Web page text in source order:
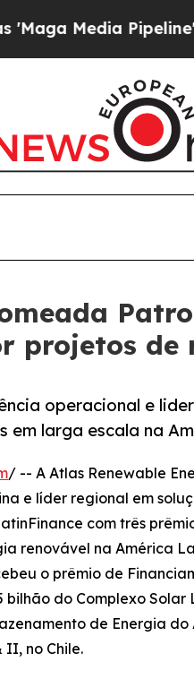
Pipeline'
projetos de
operacional e
larga escala na
/ -- A Atlas Renewable
e líder regional em
com três
renovável na América
o prêmio de
do Complexo Solar
de Energia do
II, no Chile.